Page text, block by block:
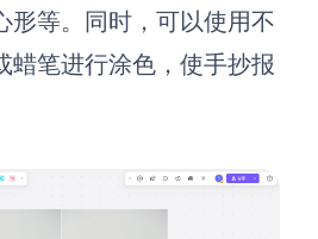
AI生成5Why分析
AI生成平衡计分卡
AI生成价值链
形等。同时，可以使用不
蜡笔进行涂色，使手抄报